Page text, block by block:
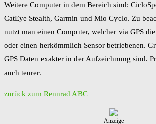
Weitere Computer in dem Bereich sind:
CatEye Stealth, Garmin und Mio Cyclo. Zu
nutzt man einen Computer, welcher via GPS
oder einen herkömmlich Sensor betriebenen.
GPS Daten exakter in der Aufzeichnung sind.
auch teurer.
zurück zum Rennrad ABC
Anzeige